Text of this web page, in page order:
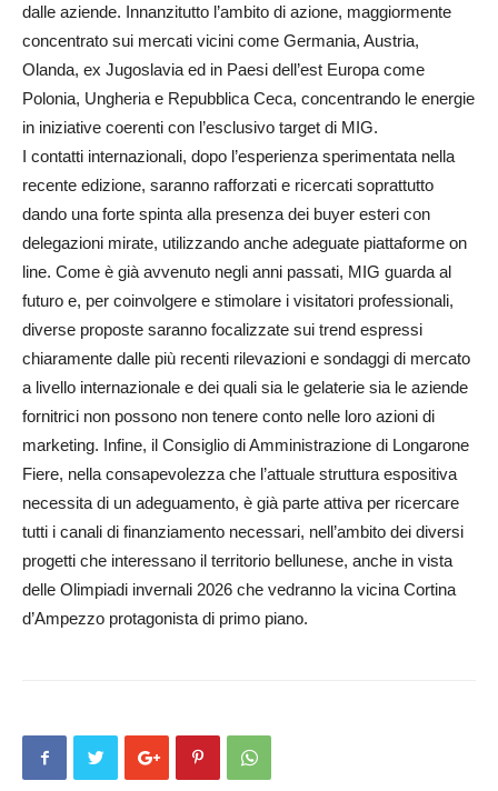
dalle aziende. Innanzitutto l’ambito di azione, maggiormente
concentrato sui mercati vicini come Germania, Austria,
Olanda, ex Jugoslavia ed in Paesi dell’est Europa come
Polonia, Ungheria e Repubblica Ceca, concentrando le energie
in iniziative coerenti con l’esclusivo target di MIG.
I contatti internazionali, dopo l’esperienza sperimentata nella
recente edizione, saranno rafforzati e ricercati soprattutto
dando una forte spinta alla presenza dei buyer esteri con
delegazioni mirate, utilizzando anche adeguate piattaforme on
line. Come è già avvenuto negli anni passati, MIG guarda al
futuro e, per coinvolgere e stimolare i visitatori professionali,
diverse proposte saranno focalizzate sui trend espressi
chiaramente dalle più recenti rilevazioni e sondaggi di mercato
a livello internazionale e dei quali sia le gelaterie sia le aziende
fornitrici non possono non tenere conto nelle loro azioni di
marketing. Infine, il Consiglio di Amministrazione di Longa­rone
Fiere, nella consapevolezza che l’attuale struttura espositiva
necessita di un adeguamento, è già parte attiva per ricercare
tutti i canali di finanziamento necessari, nell’ambito dei diversi
progetti che interessano il territorio bellunese, anche in vista
delle Olimpiadi invernali 2026 che vedranno la vicina Cortina
d’Ampezzo protagonista di primo piano.